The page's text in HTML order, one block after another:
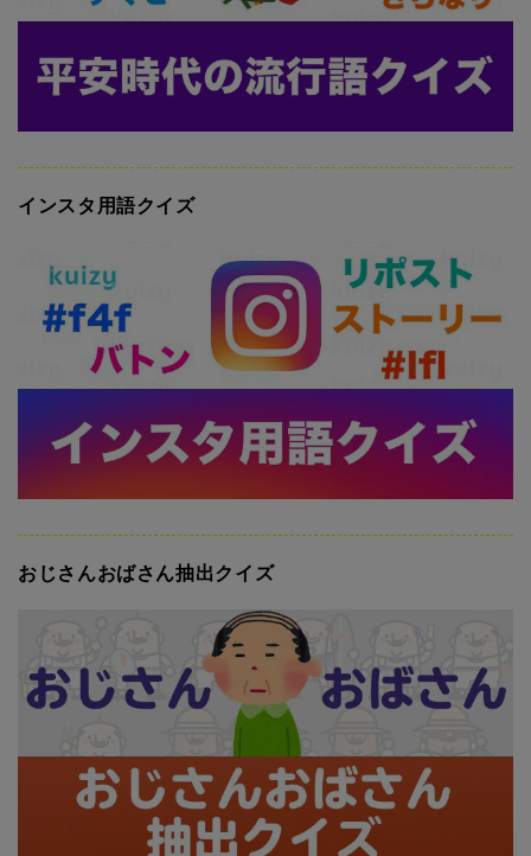
インスタ用語クイズ
おじさんおばさん抽出クイズ